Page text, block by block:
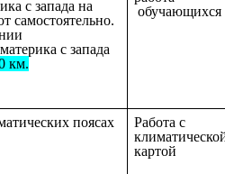
с запада на
самостоятельно.
с запада
км.
обучающихся
поясах
Работа с
картой